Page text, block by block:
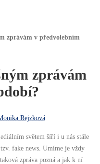
zprávám v předvolebním
zprávám
Rejzková
světem šíří i u nás stále
fake news. Umíme je vždy
zpráva pozná a jak k ní